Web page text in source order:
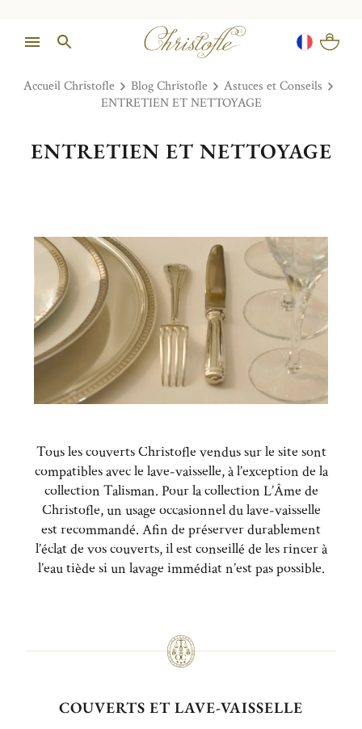
Accueil Christofle Blog Christofle
Astuces et Conseils
ENTRETIEN ET NETTOYAGE
ENTRETIEN ET NETTOYAGE
Tous les couverts Christofle vendus sur le site sont
compatibles avec le lave-vaisselle, à l’exception de la
collection Talisman. Pour la collection L’Âme de
Christofle, un usage occasionnel du lave-vaisselle
est recommandé. Afin de préserver durablement
l’éclat de vos couverts, il est conseillé de les rincer à
l’eau tiède si un lavage immédiat n’est pas possible.
COUVERTS ET LAVE-VAISSELLE